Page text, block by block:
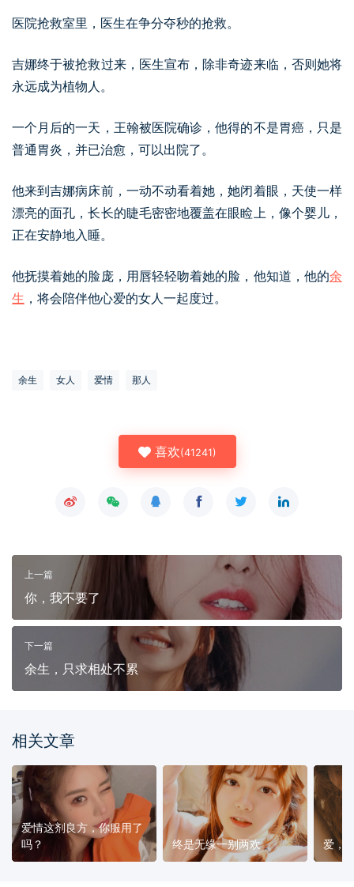
医院抢救室里，医生在争分夺秒的抢救。
吉娜终于被抢救过来，医生宣布，除非奇迹来临，否则她将
永远成为植物人。
一个月后的一天，王翰被医院确诊，他得的不是胃癌，只是
普通胃炎，并已治愈，可以出院了。
他来到吉娜病床前，一动不动看着她，她闭着眼，天使一样
漂亮的面孔，长长的睫毛密密地覆盖在眼睑上，像个婴儿，
正在安静地入睡。
他抚摸着她的脸庞，用唇轻轻吻着她的脸，他知道，他的余
生 ，将会陪伴他心爱的女人一起度过。
余生 女人 爱情 那人
喜欢(41241)
上一篇
你，我不要了
下一篇
余生，只求相处不累
相关文章
爱情这剂良方，你服用了
吗？
终是无缘一别两欢 爱，